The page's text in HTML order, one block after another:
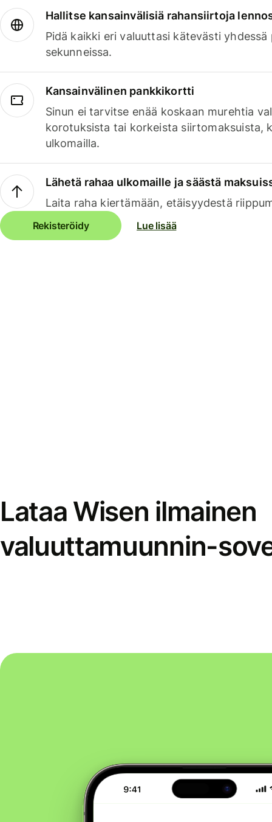
Hallitse kansainvälisiä rahansiirtoja
Pidä kaikki eri valuuttasi kätevästi yhdessä
sekunneissa.
Kansainvälinen pankkikortti
Sinun ei tarvitse enää koskaan murehtia
korotuksista tai korkeista siirtomaksuista,
ulkomailla.
Lähetä rahaa ulkomaille ja säästä
Laita raha kiertämään, etäisyydestä
Rekisteröidy Lue lisää
Lataa Wisen ilmainen
valuuttamuunnin-